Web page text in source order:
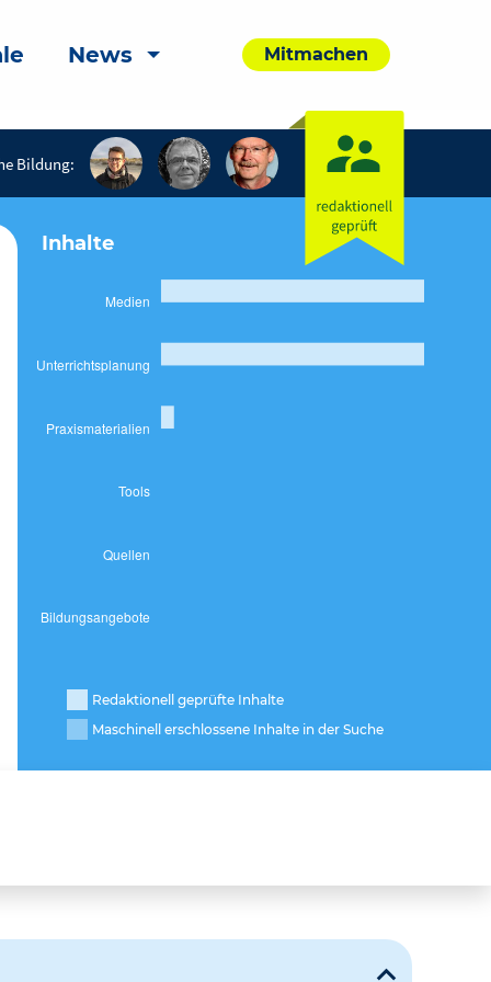
News Mitmachen
Bildung:
Inhalte
Redaktionell geprüfte Inhalte
Maschinell erschlossene Inhalte in der Suche